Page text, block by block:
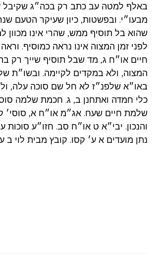
באלף למטה עב כתב רק בכה״ג שקיבל
מבעו״י. ובפשטות, כיון שעיקר הטעם
שהוא בל תוסיף ממש, שהרי אינו מכוון
לפני זמן המצוה אינו נראה כמוסיף.
חיים או״ח ג, מד שבל תוסיף שייך רק
המצוה, ולא במקדים לקיימה. ובשו״ת
באו״א שלפנ״ז לא חל שם סוכה עלה,
כלי חמדה ואתחנן ב, ג. חכמת שלמה
שלמת חיים שעח. אג״מ או״ח א, סוסי׳
והנכון. יבי״א ט או״ח סב. חזו״ע סוכות
נתן מועדים א ע׳ קסו. קובץ מבית לוי ב